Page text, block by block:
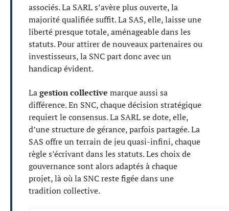
associés. La SARL s’avère plus ouverte, la
majorité qualifiée suffit. La SAS, elle, laisse une
liberté presque totale, aménageable dans les
statuts. Pour attirer de nouveaux partenaires ou
investisseurs, la SNC part donc avec un
handicap évident.
Lagestion collective marque aussi sa
différence. En SNC, chaque décision stratégique
requiert le consensus. La SARL se dote, elle,
d’une structure de gérance, parfois partagée. La
SAS offre un terrain de jeu quasi-infini, chaque
règle s’écrivant dans les statuts. Les choix de
gouvernance sont alors adaptés à chaque
projet, là où la SNC reste figée dans une
tradition collective.